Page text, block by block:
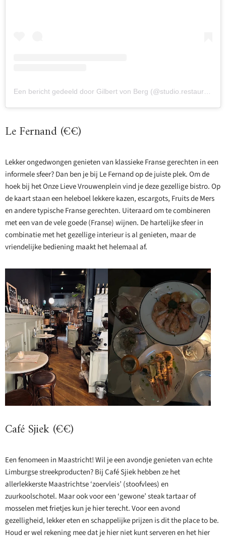
Een bericht gedeeld door Gilbert von Berg (@studio.restaurant)
Le Fernand (€€)
Lekker ongedwongen genieten van klassieke Franse gerechten in een
informele sfeer? Dan ben je bij Le Fernand op de juiste plek. Om de
hoek bij het Onze Lieve Vrouwenplein vind je deze gezellige bistro. Op
de kaart staan een heleboel lekkere kazen, escargots, Fruits de Mers
en andere typische Franse gerechten. Uiteraard om te combineren
met een van de vele goede (Franse) wijnen. De hartelijke sfeer in
combinatie met het gezellige interieur is al genieten, maar de
vriendelijke bediening maakt het helemaal af.
Café Sjiek (€€)
Een fenomeen in Maastricht! Wil je een avondje genieten van echte
Limburgse streekproducten? Bij Café Sjiek hebben ze het
allerlekkerste Maastrichtse ‘zoervleis’ (stoofvlees) en
zuurkoolschotel. Maar ook voor een ‘gewone’ steak tartaar of
mosselen met frietjes kun je hier terecht. Voor een avond
gezelligheid, lekker eten en schappelijke prijzen is dit the place to be.
Houd er wel rekening mee dat je hier niet kunt serveren en het hier